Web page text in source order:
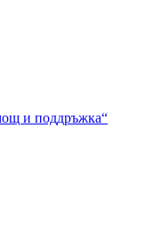
и поддръжка“